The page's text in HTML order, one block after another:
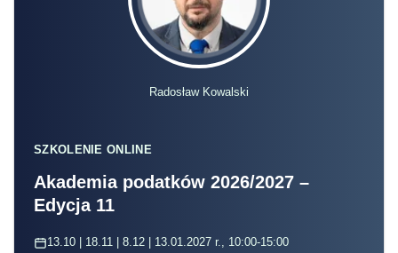
Radosław Kowalski
SZKOLENIE ONLINE
Akademia podatków 2026/2027 –
Edycja 11
13.10 | 18.11 | 8.12 | 13.01.2027 r., 10:00-15:00